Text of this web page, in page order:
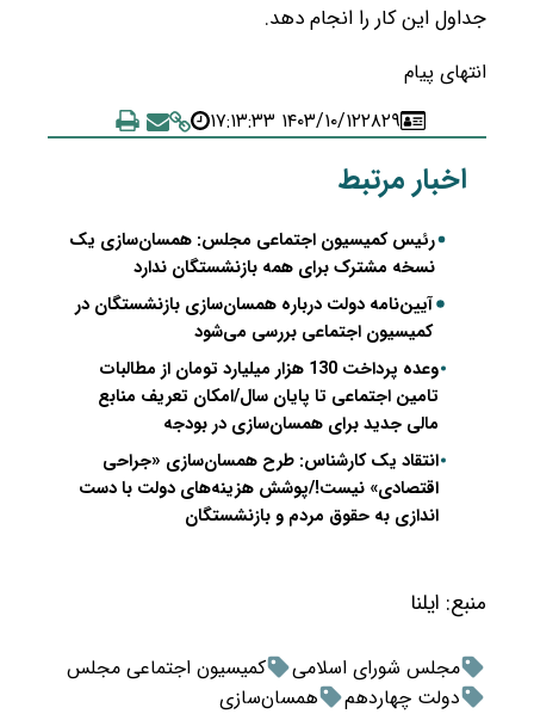
جداول این کار را انجام دهد.
انتهای پیام
۲۸۲۹۱۴۰۳/۱۰/۱۲ ۱۷:۱۳:۳۳
اخبار مرتبط
رئیس کمیسیون اجتماعی مجلس: همسان‌سازی یک
نسخه مشترک برای همه بازنشستگان ندارد
آیین‌نامه دولت درباره همسان‌سازی بازنشستگان در
کمیسیون اجتماعی بررسی می‌شود
وعده پرداخت 130 هزار میلیارد تومان از مطالبات
تامین اجتماعی تا پایان سال/امکان تعریف منابع
مالی جدید برای همسان‌‌سازی در بودجه
انتقاد یک کارشناس: طرح همسان‌سازی «جراحی
اقتصادی» نیست!/پوشش هزینه‌های دولت با دست
اندازی به حقوق مردم و بازنشستگان
منبع: ایلنا
مجلس شورای اسلامی
کمیسیون اجتماعی مجلس
دولت چهاردهم
همسان‌سازی